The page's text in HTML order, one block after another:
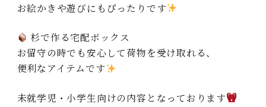
お絵かきや遊びにもぴったりです
杉で作る宅配ボックス
お留守の時でも安心して荷物を受け取れる、
便利なアイテムです
未就学児・小学生向けの内容となっております